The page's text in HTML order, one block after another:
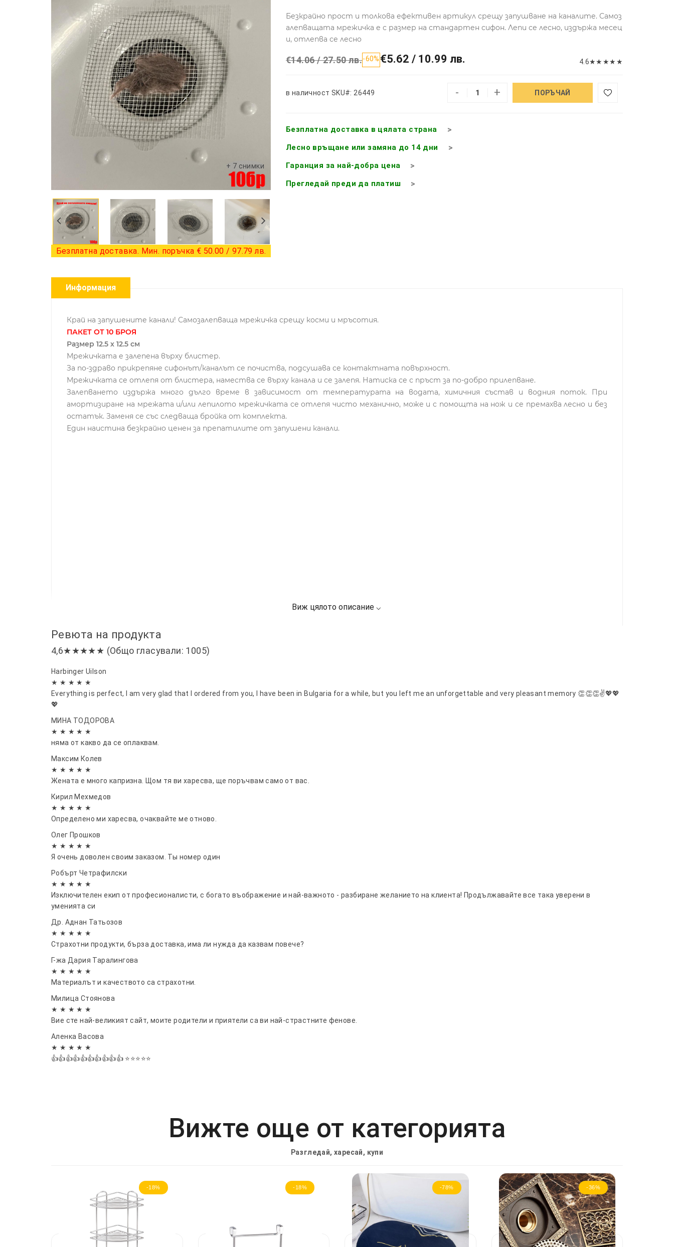
+ 7 снимки
Безплатна доставка. Мин. поръчка € 50.00 / 97.79 лв.
Безкрайно прост и толкова ефективен артикул срещу запушване на каналите. Самоз
алепващата мрежичка е с размер на стандартен сифон. Лепи се лесно, издържа месец
и, отлепва се лесно
€14.06 / 27.50 лв.-60% €5.62 / 10.99 лв. 4.6★★ ★★ ★
в наличност SKU#: 26449 - + ПОРЪЧАЙ
Безплатна доставка в цялата страна
Лесно връщане или замяна до 14 дни
Гаранция за най-добра цена
Прегледай преди да платиш
Информация
Край на запушените канали! Самозалепваща мрежичка срещу косми и мръсотия.
ПАКЕТ ОТ 10 БРОЯ
Размер 12.5 х 12.5 см
Мрежичката е залепена върху блистер.
За по-здраво прикрепяне сифонът/каналът се почиства, подсушава се контактната повърхност.
Мрежичката се отлепя от блистера, намества се върху канала и се залепя. Натиска се с пръст за по-добро прилепване.
Залепването издържа много дълго време в зависимост от температурата на водата, химичния състав и водния поток. При
амортизиране на мрежата и/или лепилото мрежичката се отлепя чисто механично, може и с помощта на нож и се премахва лесно и без
остатък. Заменя се със следваща бройка от комплекта.
Един наистина безкрайно ценен за препатилите от запушени канали.
Ревюта на продукта
4,6★★★★★ (Общо гласували: 1005)
Harbinger Uilson
★ ★ ★ ★ ★
Everything is perfect, I am very glad that I ordered from you, I have been in Bulgaria for a while, but you left me an unforgettable and very pleasant memory 👏👏👏✌️💖💖
💖
МИНА ТОДОРОВА
★ ★ ★ ★ ★
няма от какво да се оплаквам.
Максим Колев
★ ★ ★ ★ ★
Жената е много капризна. Щом тя ви харесва, ще поръчвам само от вас.
Кирил Мехмедов
★ ★ ★ ★ ★
Определено ми харесва, очаквайте ме отново.
Олег Прошков
★ ★ ★ ★ ★
Я очень доволен своим заказом. Ты номер один
Робърт Четрафилски
★ ★ ★ ★ ★
Изключителен екип от професионалисти, с богато въображение и най-важното - разбиране желанието на клиента! Продължавайте все така уверени в
уменията си
Др. Аднан Татьозов
★ ★ ★ ★ ★
Страхотни продукти, бърза доставка, има ли нужда да казвам повече?
Г-жа Дария Таралингова
★ ★ ★ ★ ★
Материалът и качеството са страхотни.
Милица Стоянова
★ ★ ★ ★ ★
Вие сте най-великият сайт, моите родители и приятели са ви най-страстните фенове.
Аленка Васовa
★ ★ ★ ★ ★
👍👍👍👍👍👍👍👍👍👍 ⭐⭐⭐⭐⭐
Вижте още от категорията
Разгледай, харесай, купи
-18% -18% -78% -36%